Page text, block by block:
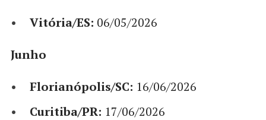
Vitória/ES: 06/05/2026
Junho
Florianópolis/SC: 16/06/2026
Curitiba/PR: 17/06/2026